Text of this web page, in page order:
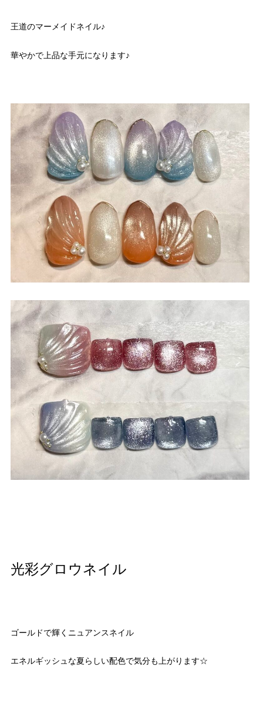
王道のマーメイドネイル♪
華やかで上品な手元になります♪
光彩グロウネイル
ゴールドで輝くニュアンスネイル
エネルギッシュな夏らしい配色で気分も上がります☆